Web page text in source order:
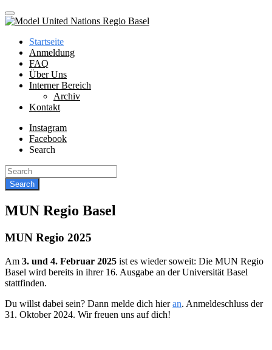
Startseite
Anmeldung
FAQ
Über Uns
Interner Bereich
Archiv
Kontakt
Instagram
Facebook
Search
MUN Regio Basel
MUN Regio 2025
Am 3. und 4. Februar 2025 ist es wieder soweit: Die MUN Regio
Basel wird bereits in ihrer 16. Ausgabe an der Universität Basel
stattfinden.
Du willst dabei sein? Dann melde dich hieran. Anmeldeschluss der
31. Oktober 2024. Wir freuen uns auf dich!